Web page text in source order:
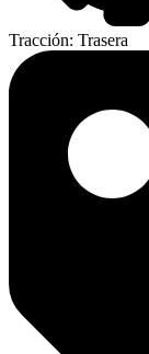
Tracción: Trasera